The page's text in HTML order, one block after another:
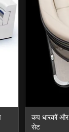
यूवी और मोल्डो
एर्गोनोमिक